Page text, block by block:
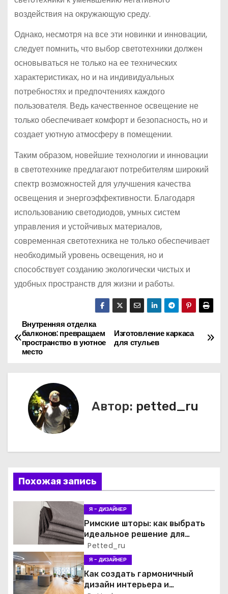
воздействия на окружающую среду.
Однако, несмотря на все эти новинки и инновации,
следует помнить, что выбор светотехники должен
основываться не только на ее технических
характеристиках, но и на индивидуальных
потребностях и предпочтениях каждого
пользователя. Ведь качественное освещение не
только обеспечивает комфорт и безопасность, но и
создает уютную атмосферу в помещении.
Таким образом, новейшие технологии и инновации
в светотехнике предлагают потребителям широкий
спектр возможностей для улучшения качества
освещения и энергоэффективности. Благодаря
использованию светодиодов, умных систем
управления и устойчивых материалов,
современная светотехника не только обеспечивает
необходимый уровень освещения, но и
способствует созданию экологически чистых и
удобных пространств для жизни и работы.
Н
а
в
ц
и
я
о
з
а
Изготовление каркаса
для стульев
Внутренняя отделка
балконов: превращаем
пространство в уютное
место
Автор: petted_ru
Похожая запись
Я - ДИЗАЙНЕР
Римские шторы: как выбрать
идеальное решение для
любого интерьера
Petted_ru
Я - ДИЗАЙНЕР
Как создать гармоничный
дизайн интерьера и